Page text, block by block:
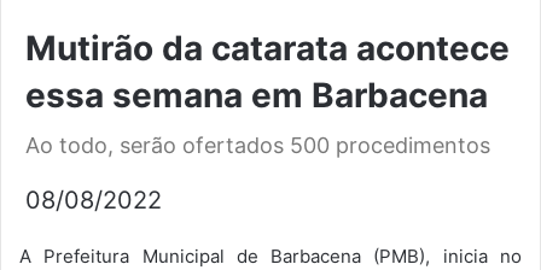
Mutirão da catarata acontece
essa semana em Barbacena
Ao todo, serão ofertados 500 procedimentos
08/08/2022
A Prefeitura Municipal de Barbacena (PMB), inicia no